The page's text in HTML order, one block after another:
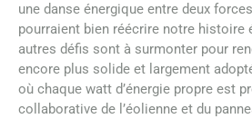
une danse énergique entre deux
pourraient bien réécrire notre histoire
autres défis sont à surmonter pour
encore plus solide et largement
où chaque watt d’énergie propre est
collaborative de l’éolienne et du